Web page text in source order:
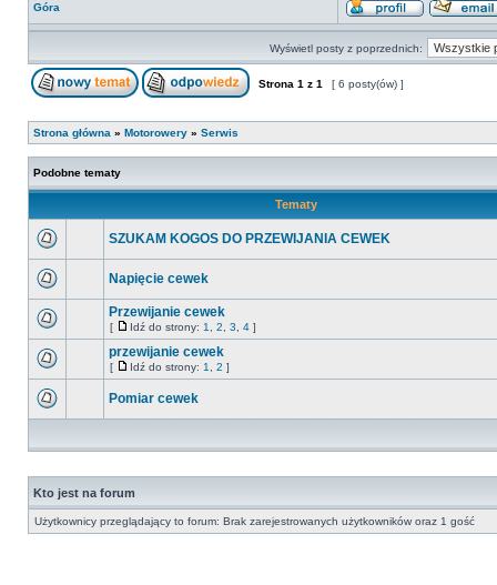
Góra
Wyświetl posty z poprzednich:
Strona 1 z 1 [ 6 posty(ów) ]
Strona główna » Motorowery » Serwis
Podobne tematy
Tematy
SZUKAM KOGOS DO PRZEWIJANIA CEWEK
Napięcie cewek
Przewijanie cewek
[ Idź do strony: 1 2 3 4 ]
przewijanie cewek
[ Idź do strony: 1 2 ]
Pomiar cewek
Kto jest na forum
Użytkownicy przeglądający to forum: Brak zarejestrowanych użytkowników oraz 1 gość